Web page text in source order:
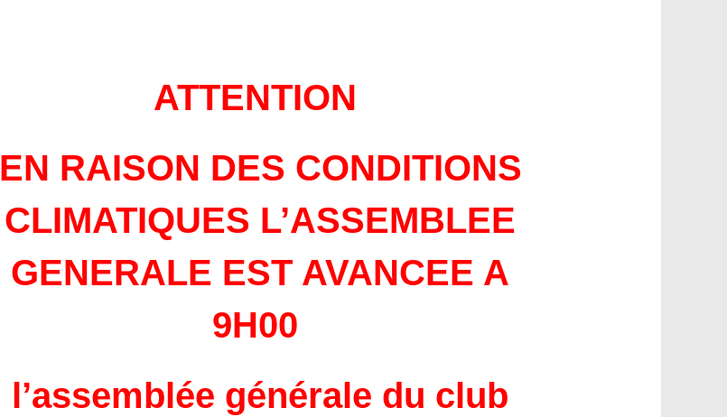
ATTENTION
EN RAISON DES CONDITIONS
CLIMATIQUES L’ASSEMBLEE
GENERALE EST AVANCEE A
9H00
l’assemblée générale du club